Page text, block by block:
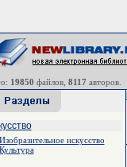
19850 файлов, 8117 авторов.
искусство